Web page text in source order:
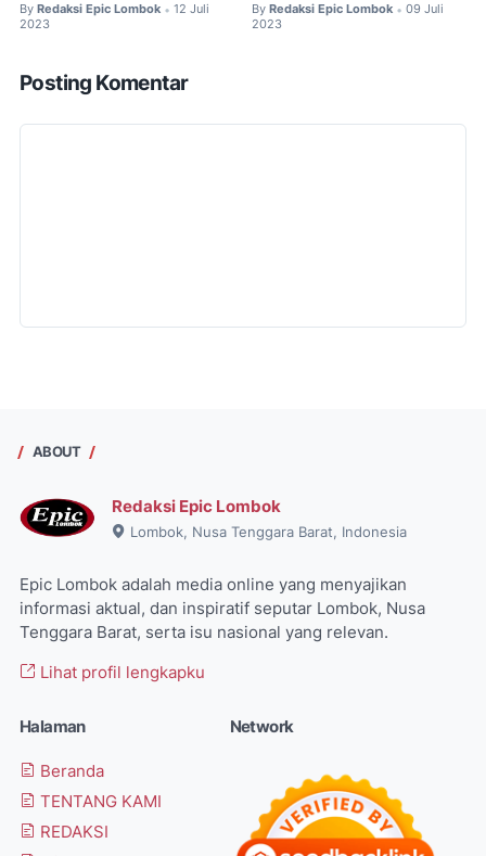
By Redaksi Epic Lombok • 12 Juli
2023
By Redaksi Epic Lombok • 09 Juli
2023
Posting Komentar
ABOUT
Redaksi Epic Lombok
Lombok, Nusa Tenggara Barat, Indonesia
Epic Lombok adalah media online yang menyajikan
informasi aktual, dan inspiratif seputar Lombok, Nusa
Tenggara Barat, serta isu nasional yang relevan.
Lihat profil lengkapku
Halaman
Beranda
TENTANG KAMI
REDAKSI
Network